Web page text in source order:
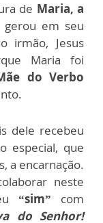
de Maria, a
gerou em seu
irmão, Jesus
Maria foi
do Verbo
dele recebeu
especial, que
a encarnação.
neste
“sim” com
do Senhor!